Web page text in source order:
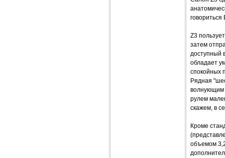
говориться
Z3
затем
доступный
обладает
спокойных
Рядная
волнующим
рулем
скажем, в
Кроме
объемом